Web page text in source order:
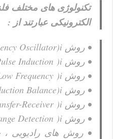
تکنولوژی های مختلف
الکترونیکی عبارتند از :
• روش BFO Oscillator)i
• روش PI ( Pulse Induction)i
• روش VLF (Very Low Frequency)i
• روش IB ( Induction Balance)i
• روش TR ( Transfer-Receiver)i
• روش FCD ( Frequency Change Detection)i
• روش های رادیویی ،